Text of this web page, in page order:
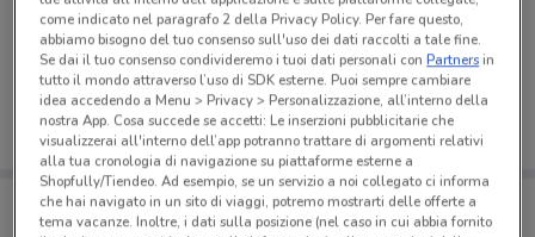
Ci dispiace, al momento non abbiamo pubblicato
volantini nella tua zona. Riprova più tardi.
Porta DoveConviene sempre con te!
Puoi trovare le migliori offerte dei negozi vicino a te,
come indicato nel paragrafo 2 della Privacy Policy. Per fare questo,
abbiamo bisogno del tuo consenso sull'uso dei dati raccolti a tale fine.
Se dai il tuo consenso condivideremo i tuoi dati personali conPartnersin
tutto il mondo attraverso l’uso di SDK esterne. Puoi sempre cambiare
idea accedendo a Menu > Privacy > Personalizzazione, all’interno della
nostra App. Cosa succede se accetti: Le inserzioni pubblicitarie che
visualizzerai all'interno dell’app potranno trattare di argomenti relativi
alla tua cronologia di navigazione su piattaforme esterne a
Shopfully/Tiendeo. Ad esempio, se un servizio a noi collegato ci informa
che hai navigato in un sito di viaggi, potremo mostrarti delle offerte a
tema vacanze. Inoltre, i dati sulla posizione (nel caso in cui abbia fornito